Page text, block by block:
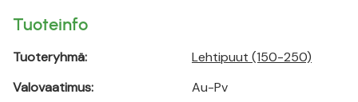
Tuoteinfo
Tuoteryhmä:
Valovaatimus:
Lehtipuut (150-250)
Au-Pv